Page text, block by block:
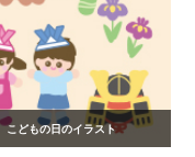
こどもの日のイラスト